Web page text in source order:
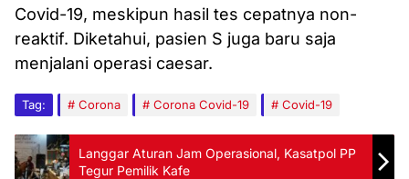
Covid-19, meskipun hasil tes cepatnya non-
reaktif. Diketahui, pasien S juga baru saja
menjalani operasi caesar.
Tag: Corona Corona Covid-19 Covid-19
Langgar Aturan Jam Operasional, Kasatpol PP
Tegur Pemilik Kafe